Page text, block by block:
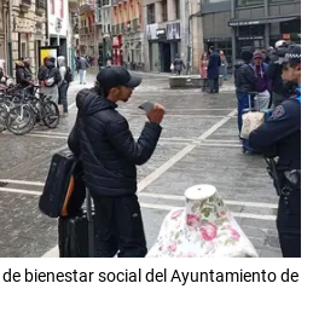
bienestar social del Ayuntamiento de